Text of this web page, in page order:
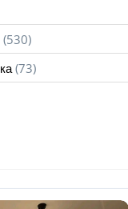
(530)
(73)